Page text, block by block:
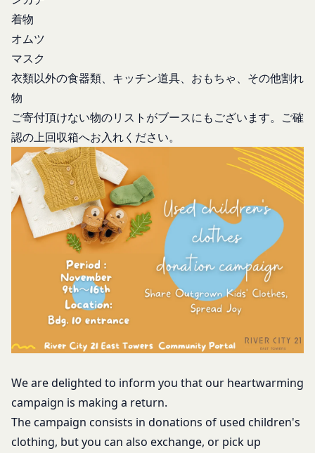
着物
オムツ
マスク
衣類以外の食器類、キッチン道具、おもちゃ、その他割れ
物
ご寄付頂けない物のリストがブースにもございます。ご確
認の上回収箱へお入れください。
We are delighted to inform you that our heartwarming
campaign is making a return.
The campaign consists in donations of used children's
clothing, but you can also exchange, or pick up
開示・訂正等
お客様がご自身の個人情報の内容を確認、訂正また
は利用停止を希望される場合には、個人情報保護法
て、速やかに対応させていただきます。
なお、かかる場合には、本人確認をさせていただく
場合があります。
お問い合わせ
開示等のご希望、ご意見、ご質問、苦情のお申し出
その他個人情報の取り扱いに関するお問い合わせ
は、下記の窓口までお願いいたします。
メールによるお問い合わせ
営業時間内に順次回答いたします。
お問い合わせ内容によっては回答にお時間をいただ
く場合や、ご返答できない場合がございます。あら
かじめご了承いただきますようお願い致します。
「@goyoh.jp」を含むメールアドレスから受信でき
メールによるお問い合わせについて、お客さまの個
お客さまがお使いのブラウザがSSL通信非対応の場
合には、このお問い合わせフォームは利用できませ
んので、その場合にはお電話でのお問い合わせをお
願いいたします。
第5条（登録内容の変更）
会員は、登録情報の内容の全部または一部に関して
録内容を変更する手続きを行うものとします。
会員が前項に定める変更手続きを行わなかった場合
には、既に登録済みの情報に基づく処理を適正・有
効なものとすることをあらかじめ承諾します。
会員が本条第１項に定める変更手続きを行わなかっ
たことにより生じた損害について、当社は一切責任
を負いません。
第6条（IDおよびパスワードの管理）
会員は、会員登録等の際に会員本人が設定し、承
認・登録されたお客様IDおよびパスワードの利
用、管理について一切の責任を負うものとします。
会員は、お客様IDおよびパスワードの第三者への
譲渡、承継、名義変更、貸与、開示又は漏洩しては
ならないものとします。
会員のお客様IDおよびパスワードの使用上の過失
いて、当社は一切責任を負わないものとします。
会員のお客様IDおよびパスワードの失念に起因す
る損害について、当社は一切の責任を負わないもの
とします。